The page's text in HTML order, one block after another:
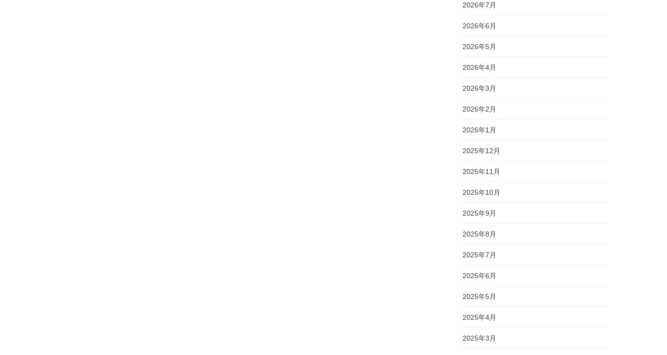
2026年7月
2026年6月
2026年5月
2026年4月
2026年3月
2026年2月
2026年1月
2025年12月
2025年11月
2025年10月
2025年9月
2025年8月
2025年7月
2025年6月
2025年5月
2025年4月
2025年3月